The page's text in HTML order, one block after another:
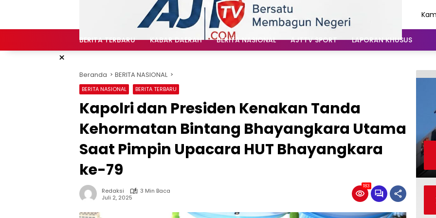
BERITA TERBARU KABAR DAERAH BERITA NASIONAL AJTTV SPORT LAPORAN KHUSUS
×
Beranda BERITA NASIONAL
BERITA NASIONAL BERITA TERBARU
Kapolri dan Presiden Kenakan Tanda
Kehormatan Bintang Bhayangkara Utama
Saat Pimpin Upacara HUT Bhayangkara
ke-79
Redaksi
3 Min Baca
Juli 2, 2025
183